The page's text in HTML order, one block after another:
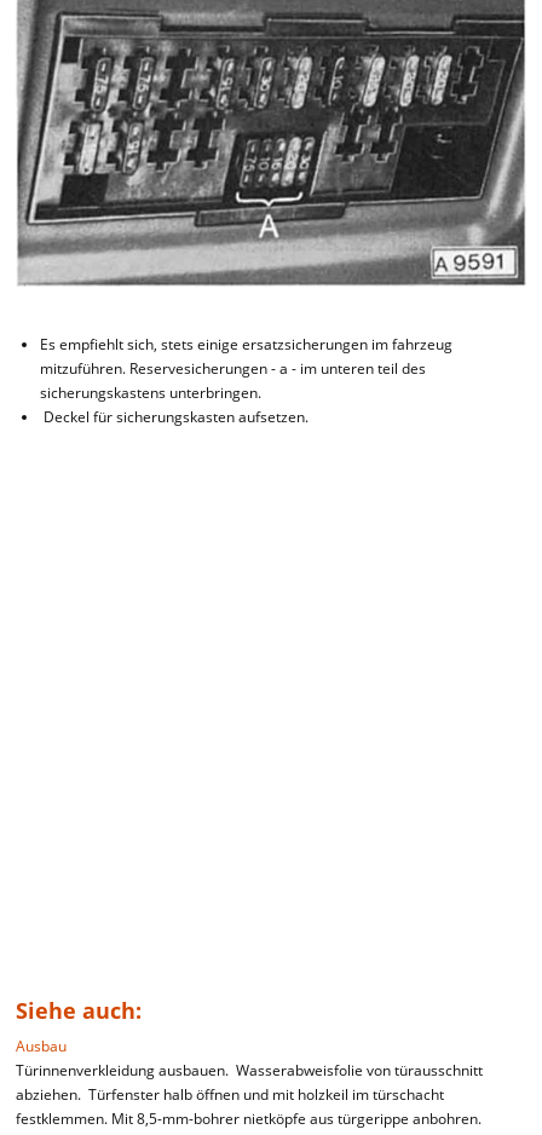
Es empfiehlt sich, stets einige ersatzsicherungen im fahrzeug
mitzuführen. Reservesicherungen - a - im unteren teil des
sicherungskastens unterbringen.
Deckel für sicherungskasten aufsetzen.
Siehe auch:
Ausbau
Türinnenverkleidung ausbauen. Wasserabweisfolie von türausschnitt
abziehen. Türfenster halb öffnen und mit holzkeil im türschacht
festklemmen. Mit 8,5-mm-bohrer nietköpfe aus türgerippe anbohren.